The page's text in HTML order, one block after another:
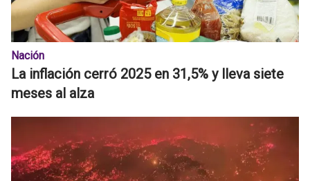
Nación
La inflación cerró 2025 en 31,5% y lleva siete
meses al alza